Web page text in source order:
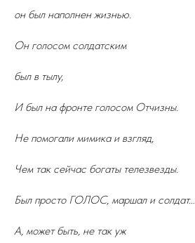
он был наполнен жизнью.
Он голосом солдатским
был в тылу,
И был на фронте голосом Отчизны.
Не помогали мимика и взгляд,
Чем так сейчас богаты телезвезды.
Был просто ГОЛОС, маршал и солдат…
А, может быть, не так уж